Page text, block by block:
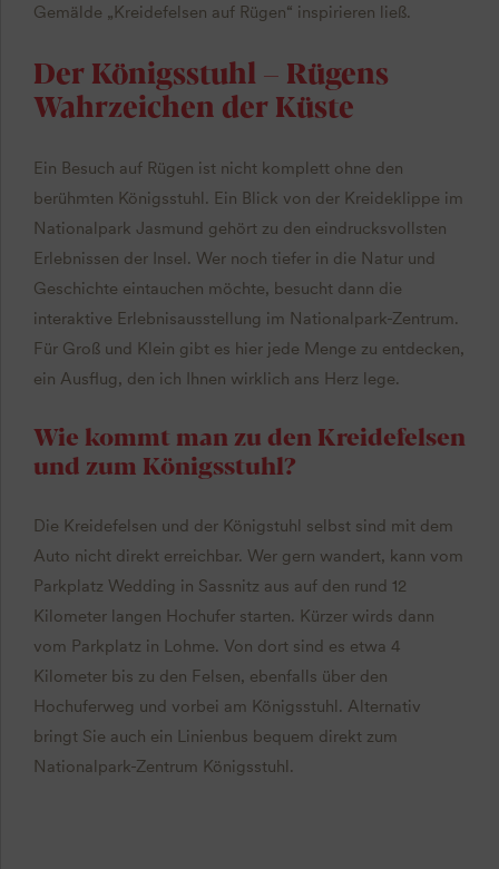
Gemälde „Kreidefelsen auf Rügen“ inspirieren ließ.
Der Königsstuhl – Rügens
Wahrzeichen der Küste
Ein Besuch auf Rügen ist nicht komplett ohne den
berühmten Königsstuhl. Ein Blick von der Kreideklippe im
Nationalpark Jasmund gehört zu den eindrucksvollsten
Erlebnissen der Insel. Wer noch tiefer in die Natur und
Geschichte eintauchen möchte, besucht dann die
interaktive Erlebnisausstellung im Nationalpark-Zentrum.
Für Groß und Klein gibt es hier jede Menge zu entdecken,
ein Ausflug, den ich Ihnen wirklich ans Herz lege.
Wie kommt man zu den Kreidefelsen
und zum Königsstuhl?
Die Kreidefelsen und der Königstuhl selbst sind mit dem
Auto nicht direkt erreichbar. Wer gern wandert, kann vom
Parkplatz Wedding in Sassnitz aus auf den rund 12
Kilometer langen Hochufer starten. Kürzer wirds dann
vom Parkplatz in Lohme. Von dort sind es etwa 4
Kilometer bis zu den Felsen, ebenfalls über den
Hochuferweg und vorbei am Königsstuhl. Alternativ
bringt Sie auch ein Linienbus bequem direkt zum
Nationalpark-Zentrum Königsstuhl.